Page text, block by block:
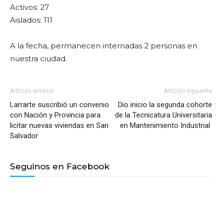
Activos: 27
Aislados: 111
A la fecha, permanecen internadas 2 personas en
nuestra ciudad.
Artículo anterior
Larrarte suscribió un convenio
con Nación y Provincia para
licitar nuevas viviendas en San
Salvador
Artículo siguiente
Dio inicio la segunda cohorte
de la Tecnicatura Universitaria
en Mantenimiento Industrial
Seguinos en Facebook